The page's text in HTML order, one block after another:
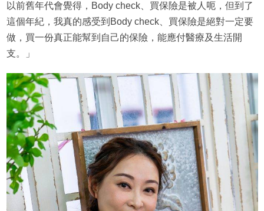
以前舊年代會覺得，Body check、買保險是被人呃，但到了
這個年紀，我真的感受到Body check、買保險是絕對一定要
做，買一份真正能幫到自己的保險，能應付醫療及生活開
支。」